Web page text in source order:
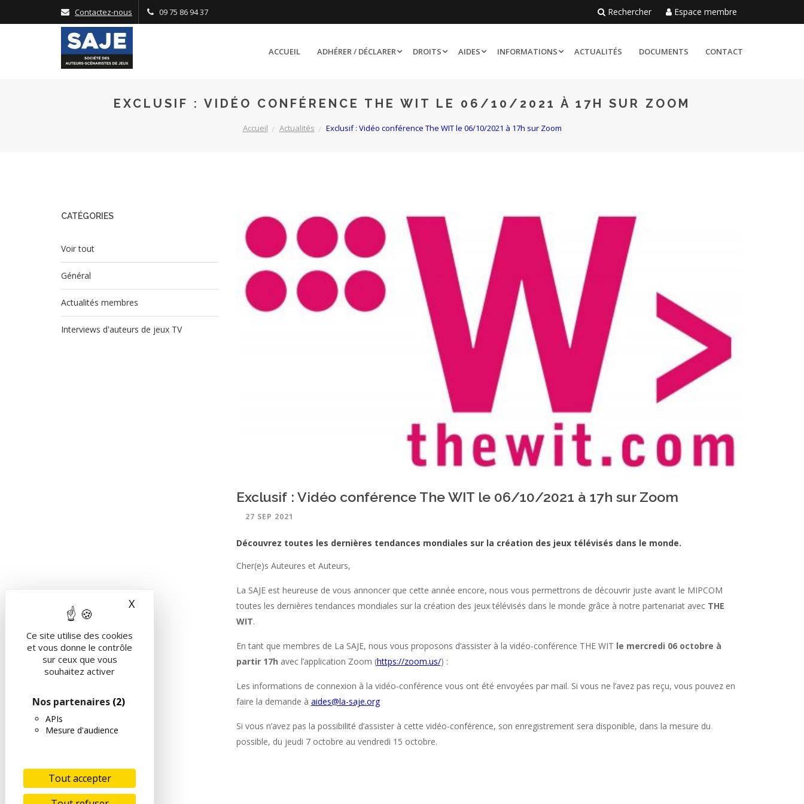
Ce site utilise des cookies
et vous donne le contrôle
sur ceux que vous
souhaitez activer
Nos partenaires (2)
APIs
Mesure d'audience
Tout accepter
X Masquer le bandeau des cookies
Contactez-nous 09 75 86 94 37 Rechercher Espace membre
ACCUEIL ADHÉRER / DÉCLARER DROITS AIDES INFORMATIONS ACTUALITÉS DOCUMENTS CONTACT
EXCLUSIF : VIDÉO CONFÉRENCE THE WIT LE 06/10/2021 À 17H SUR ZOOM
Accueil Actualités Exclusif : Vidéo conférence The WIT le 06/10/2021 à 17h sur Zoom
CATÉGORIES
Voir tout
Général
Actualités membres
Interviews d'auteurs de jeux TV
Exclusif : Vidéo conférence The WIT le 06/10/2021 à 17h sur Zoom
27 SEP 2021
Découvrez toutes les dernières tendances mondiales sur la création des jeux télévisés dans le monde.
Cher(e)s Auteures et Auteurs,
La SAJE est heureuse de vous annoncer que cette année encore, nous vous permettrons de découvrir juste avant le MIPCOM
toutes les dernières tendances mondiales sur la création des jeux télévisés dans le monde grâce à notre partenariat avec THE
WIT.
En tant que membres de La SAJE, nous vous proposons d’assister à la vidéo-conférence THE WIT le mercredi 06 octobre à
partir 17h avec l’application Zoom (https://zoom.us/) :
Les informations de connexion à la vidéo-conférence vous ont été envoyées par mail. Si vous ne l’avez pas reçu, vous pouvez en
faire la demande à aides@la-saje.org
Si vous n’avez pas la possibilité d’assister à cette vidéo-conférence, son enregistrement sera disponible, dans la mesure du
possible, du jeudi 7 octobre au vendredi 15 octobre.